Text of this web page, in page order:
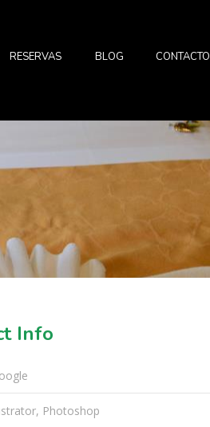
RESERVAS BLOG CONTACTO
Info
Photoshop